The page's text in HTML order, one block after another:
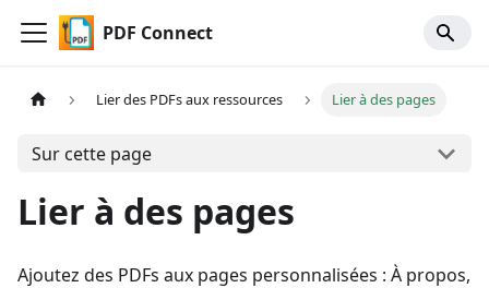
PDF Connect
Lier des PDFs aux ressources Lier à des pages
Sur cette page
Lier à des pages
Ajoutez des PDFs aux pages personnalisées : À propos,